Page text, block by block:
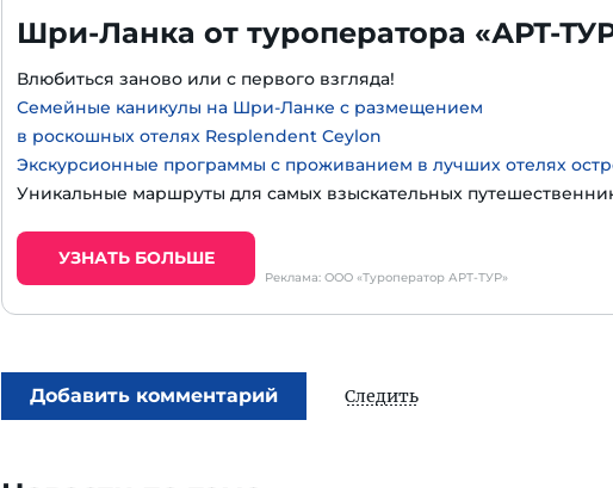
Шри-Ланка от туроператора «АРТ-
Влюбиться заново или с первого взгляда!
Семейные каникулы на Шри-Ланке с размещением
в роскошных отелях Resplendent Ceylon
Экскурсионные программы с проживанием в лучших отелях
Уникальные маршруты для самых взыскательных
УЗНАТЬ БОЛЬШЕ
Реклама: ООО «Туроператор АРТ-ТУР»
Добавить комментарий Следить